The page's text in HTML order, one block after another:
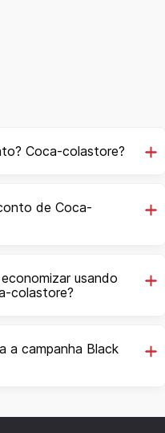
Coca-colastore?
de Coca-
usando
colastore?
a campanha Black